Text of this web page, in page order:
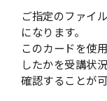
ご指定のファイ
になります。
このカードを使
したかを受講状
確認することが